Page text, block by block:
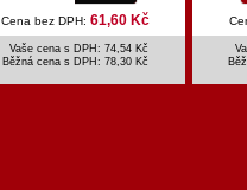
Cena bez DPH: 61,60 Kč
Vaše cena s DPH: 74,54 Kč
Běžná cena s DPH: 78,30 Kč